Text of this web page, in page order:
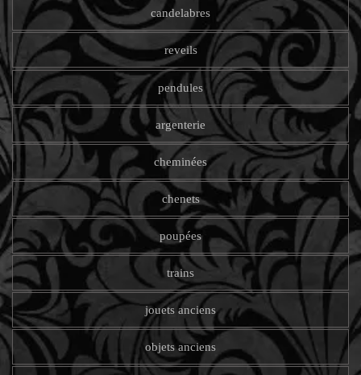
candelabres
reveils
pendules
argenterie
cheminées
chenets
poupées
trains
jouets anciens
objets anciens